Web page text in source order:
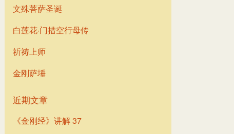
文殊菩萨圣诞
白莲花·门措空行母传
祈祷上师
金刚萨埵
近期文章
《金刚经》讲解 37